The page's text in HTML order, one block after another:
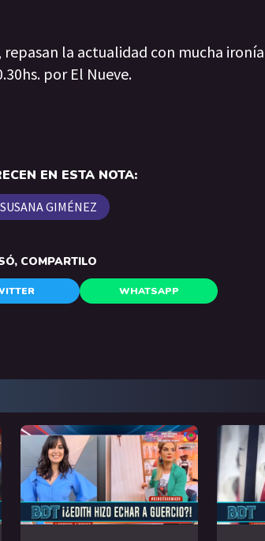
la actualidad con mucha
por El Nueve.
EN ESTA NOTA:
SUSANA GIMÉNEZ
COMPARTILO
WHATSAPP